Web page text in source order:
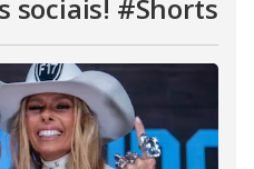
sociais! #Shorts